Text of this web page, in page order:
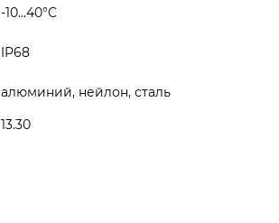
-10...40°C
IP68
алюминий, нейлон, сталь
13.30